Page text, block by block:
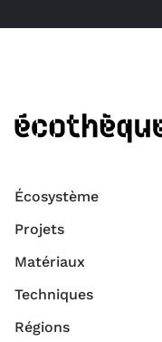
Écosystème
Projets
Matériaux
Techniques
Régions